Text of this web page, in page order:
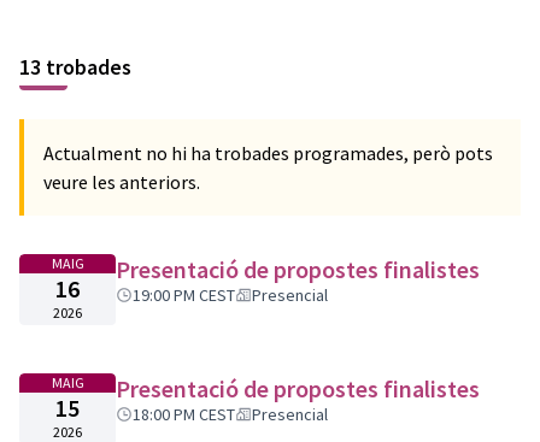
13 trobades
Actualment no hi ha trobades programades, però pots
veure les anteriors.
MAIG
16
2026
Presentació de propostes finalistes
19:00 PM CEST Presencial
MAIG
15
2026
Presentació de propostes finalistes
18:00 PM CEST Presencial